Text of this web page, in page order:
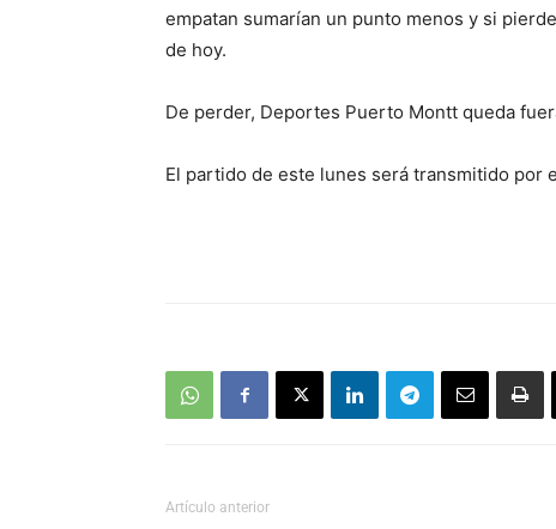
empatan sumarían un punto menos y si
de hoy.
De perder, Deportes Puerto Montt queda
El partido de este lunes será transmitido por
Artículo anterior